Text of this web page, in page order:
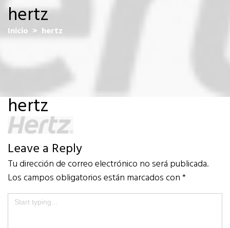
hertz
Inicio > hertz
hertz
Leave a Reply
Tu dirección de correo electrónico no será publicada.
Los campos obligatorios están marcados con*